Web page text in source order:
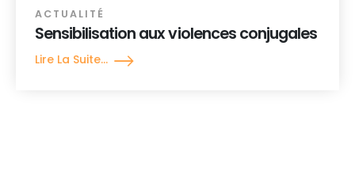
ACTUALITÉ
Sensibilisation aux violences conjugales
Lire La Suite...